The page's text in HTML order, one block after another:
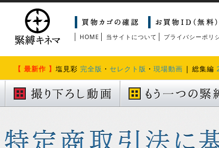
HOME 当サイトについて プライバシーポリ
【 最新作 】 塩見彩 完全版 ・ セレクト版 ・ 現場動画 | 総集編